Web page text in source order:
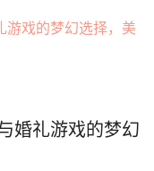
婚礼游戏的梦幻